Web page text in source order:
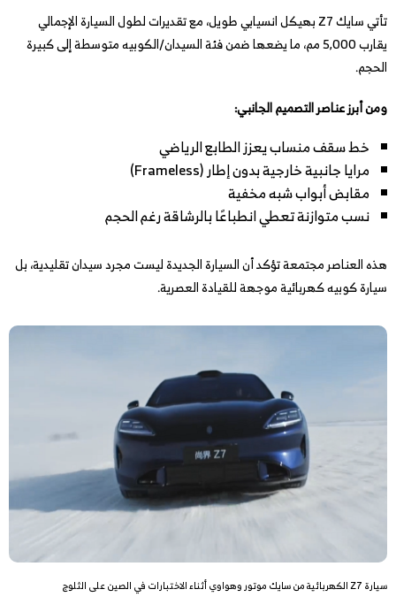
تأتي سايك Z7 بهيكل انسيابي طويل، مع تقديرات لطول السيارة الإجمالي
يقارب 5,000 مم، ما يضعها ضمن فئة السيدان/الكوبيه متوسطة إلى كبيرة
الحجم.
ومن أبرز عناصر التصميم الجانبي:
خط سقف منساب يعزز الطابع الرياضي
مرايا جانبية خارجية بدون إطار (Frameless)
مقابض أبواب شبه مخفية
نسب متوازنة تعطي انطباعًا بالرشاقة رغم الحجم
هذه العناصر مجتمعة تؤكد أن السيارة الجديدة ليست مجرد سيدان تقليدية، بل
سيارة كوبيه كهربائية موجهة للقيادة العصرية.
سيارة Z7 الكهربائية من سايك موتور وهواوي أثناء الاختبارات في الصين على الثلوج